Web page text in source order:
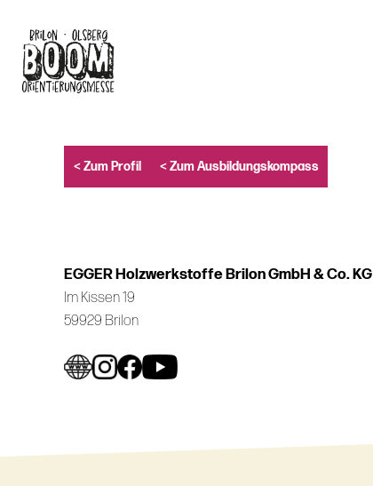
content
< Zum Profil < Zum Ausbildungskompass
EGGER Holzwerkstoffe Brilon GmbH & Co. KG
Im Kissen 19
59929 Brilon